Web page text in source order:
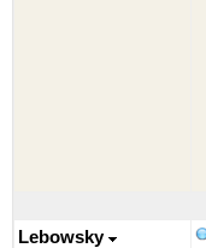
Lebowsky